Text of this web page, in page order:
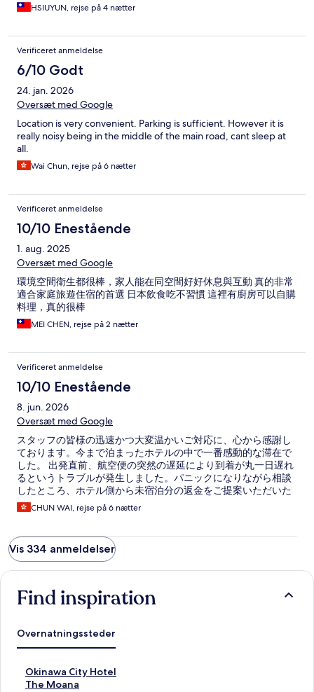
HSIUYUN, rejse på 4 nætter
Verificeret anmeldelse
6/10 Godt
24. jan. 2026
Oversæt med Google
Location is very convenient. Parking is sufficient. However it is
really noisy being in the middle of the main road, cant sleep at
all.
Wai Chun, rejse på 6 nætter
Verificeret anmeldelse
10/10 Enestående
1. aug. 2025
Oversæt med Google
環境空間衛生都很棒，家人能在同空間好好休息與互動 真的非常
適合家庭旅遊住宿的首選 日本飲食吃不習慣 這裡有廚房可以自購
料理，真的很棒
MEI CHEN, rejse på 2 nætter
Verificeret anmeldelse
10/10 Enestående
8. jun. 2026
Oversæt med Google
スタッフの皆様の迅速かつ大変温かいご対応に、心から感謝し
ております。今まで泊まったホテルの中で一番感動的な滞在で
した。 出発直前、航空便の突然の遅延により到着が丸一日遅れ
るというトラブルが発生しました。パニックになりながら相談
したところ、ホテル側から未宿泊分の返金をご提案いただいた
だけでなく、日程を1日後ろにずらす（延泊）という要望にも、
なんと追加料金なしで柔軟にシステム対応してくださいまし
在中、体調を崩して病院（医師）の資料や湿布薬をお願いした
際も、フロントの営業時間（19時）に間に合わない私たちのた
めに、セルフチェックイン用のロッカーに保管してくださいま
という、細やかなお心遣いに大変救われました。 スタッフの
Yohena様をはじめ、チームの皆様の迅速で神対応なサービスは
へのアクセスも抜群ですが、何よりこの「人の温かさ」がこの
ホテルの最大の魅力だと思います。 沖縄に来る際は、絶対にま
CHUN WAI, rejse på 6 nætter
Vis 334 anmeldelser
Find inspiration
Overnatningssteder
Okinawa City Hotel
L
iThe Moana
L